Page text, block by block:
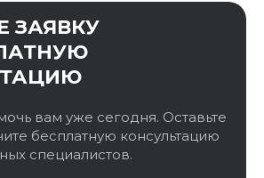
ЗАЯВКУ
вам уже сегодня. Оставьте
бесплатную консультацию
специалистов.